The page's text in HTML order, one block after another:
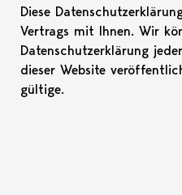
Diese
Vertrags mit Ihnen. Wir
Datenschutzerklärung
dieser Website
gültige.